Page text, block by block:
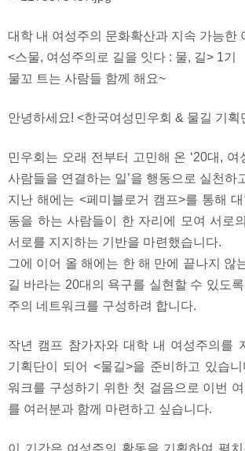
대학 내 여성주의 문화확산과 지속 가능한
<스물, 여성주의로 길을 잇다 : 물, 길> 1기
물꼬 트는 사람들 함께 해요~
안녕하세요! <한국여성민우회 & 물길 기획
민우회는 오래 전부터 고민해 온 ‘20대, 여
사람들을 연결하는 일’을 행동으로 실천하
지난 해에는 <페미블로거 캠프>를 통해
동을 하는 사람들이 한 자리에 모여 서로
서로를 지지하는 기반을 마련했습니다.
그에 이어 올 해에는 한 해 만에 끝나지 않
길 바라는 20대의 욕구를 실현할 수 있도
주의 네트워크를 구성하려 합니다.
작년 캠프 참가자와 대학 내 여성주의를
기획단이 되어 <물길>을 준비하고 있습
워크를 구성하기 위한 첫 걸음으로 이번
를 여러분과 함께 마련하고 싶습니다.